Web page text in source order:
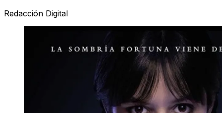
Redacción Digital